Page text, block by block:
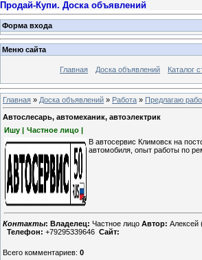
Продай-Купи. Доска объявлений
Форма входа
Меню сайта
Главная Доска объявлений Каталог
Главная » Доска объявлений » Работа » Предлагаю
Автослесарь, автомеханик, автоэлектрик
Ишу | Частное лицо |
В автосервис Климовск на
автомобиля, опыт работы по
Контакты: Владелец: Частное лицо Автор: Алексей
Телефон: +79295339646 Сайт:
Всего комментариев: 0